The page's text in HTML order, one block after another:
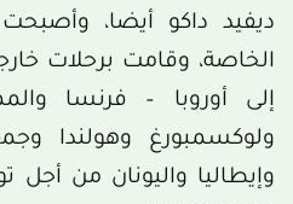
ديفيد داكو أيضا،
إلى أوروبا – فرنسا
ولوكسمبورغ وهولندا
وإيطاليا واليونان من أجل